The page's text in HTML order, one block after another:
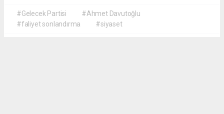
#Gelecek Partisi
#Ahmet Davutoğlu
#faliyet sonlandırma
#siyaset